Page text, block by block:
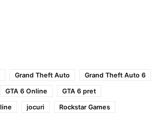
Grand Theft Auto
Grand Theft Auto 6
GTA 6 Online
GTA 6 pret
jocuri Rockstar Games